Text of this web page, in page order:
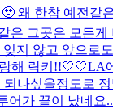
왜 한참 예전같
은 그곳은 모든게
지 않고 앞으로
해 락키!!🤍🤍LA
나싶을정도로
어가 끝이 났네